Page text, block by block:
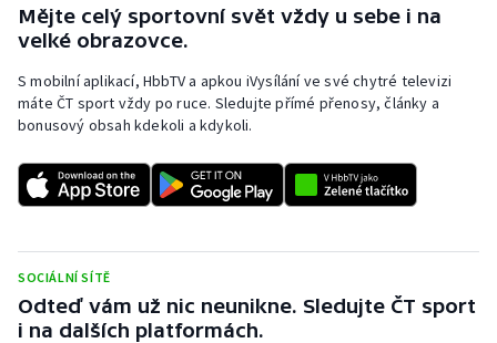
Mějte celý sportovní svět vždy u sebe i na
velké obrazovce.
S mobilní aplikací, HbbTV a apkou iVysílání ve své chytré televizi
máte ČT sport vždy po ruce. Sledujte přímé přenosy, články a
bonusový obsah kdekoli a kdykoli.
SOCIÁLNÍ SÍTĚ
Odteď vám už nic neunikne. Sledujte ČT sport
i na dalších platformách.